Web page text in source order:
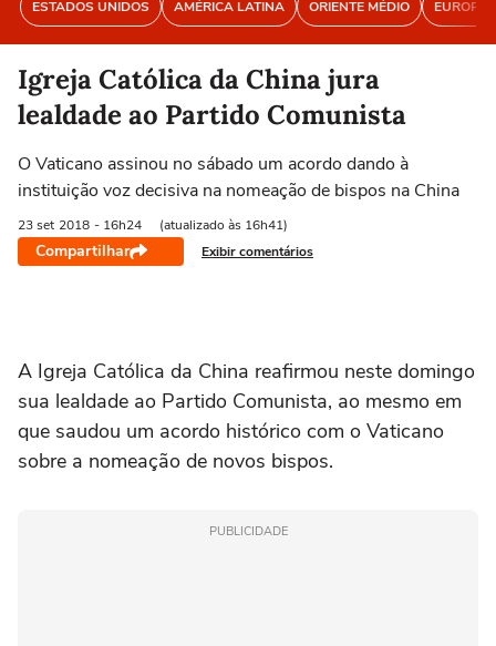
ESTADOS UNIDOS AMÉRICA LATINA ORIENTE MÉDIO EUROPA
Igreja Católica da China jura
lealdade ao Partido Comunista
O Vaticano assinou no sábado um acordo dando à
instituição voz decisiva na nomeação de bispos na China
23 set 2018 - 16h24 (atualizado às 16h41)
Compartilhar Exibir comentários
A Igreja Católica da China reafirmou neste domingo
sua lealdade ao Partido Comunista, ao mesmo em
que saudou um acordo histórico com o Vaticano
sobre a nomeação de novos bispos.
PUBLICIDADE